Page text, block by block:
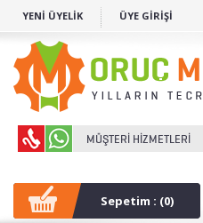
YENİ ÜYELİK ÜYE GİRİŞİ
Sepetim : (0)